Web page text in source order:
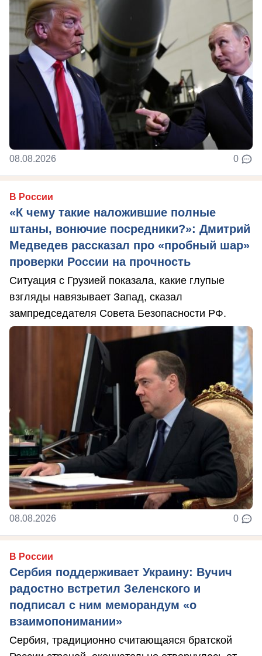
08.08.2026 0
В России
«К чему такие наложившие полные
штаны, вонючие посредники?»: Дмитрий
Медведев рассказал про «пробный шар»
проверки России на прочность
Ситуация с Грузией показала, какие глупые
взгляды навязывает Запад, сказал
зампредседателя Совета Безопасности РФ.
08.08.2026 0
В России
Сербия поддерживает Украину: Вучич
радостно встретил Зеленского и
подписал с ним меморандум «о
взаимопонимании»
Сербия, традиционно считающаяся братской